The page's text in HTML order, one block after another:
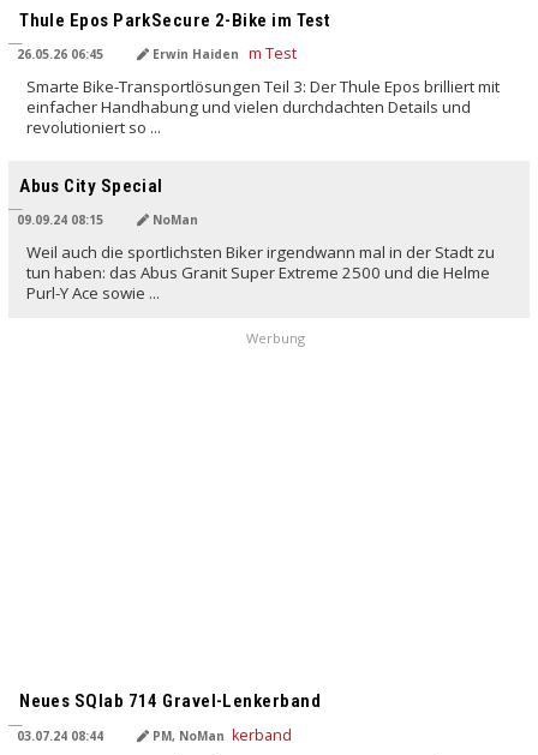
Thule Epos ParkSecure 2-Bike im Test
26.05.26 06:45 Erwin Haiden
Smarte Bike-Transportlösungen Teil 3: Der Thule Epos brilliert mit
einfacher Handhabung und vielen durchdachten Details und
revolutioniert so ...
Abus City Special
09.09.24 08:15 NoMan
Weil auch die sportlichsten Biker irgendwann mal in der Stadt zu
tun haben: das Abus Granit Super Extreme 2500 und die Helme
Purl-Y Ace sowie ...
Werbung
Neues SQlab 714 Gravel-Lenkerband
03.07.24 08:44 PM, NoMan